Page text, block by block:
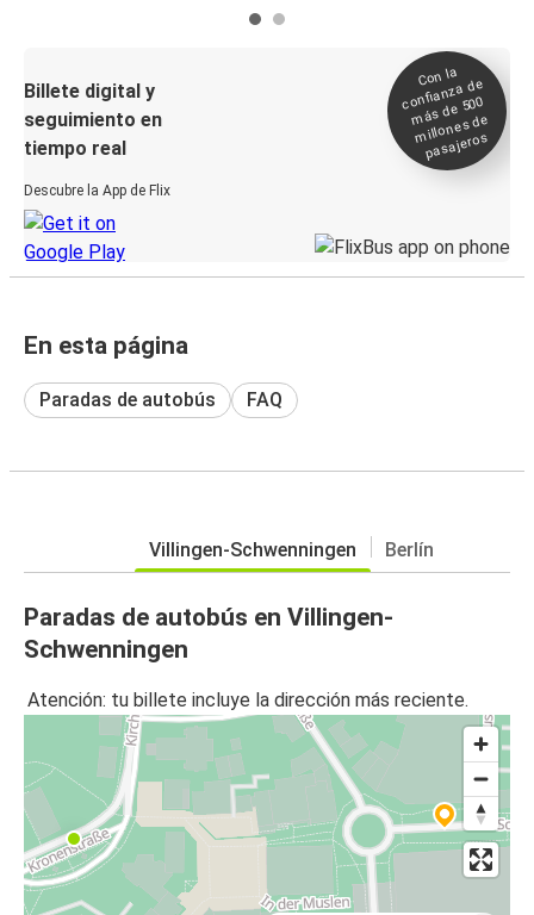
Billete digital y
seguimiento en
tiempo real
Descubre la App de Flix
Con la
confianza de
más de 500
millones de
pasajeros
En esta página
Paradas de autobús FAQ
Villingen-Schwenningen Berlín
Paradas de autobús en Villingen-
Schwenningen
Atención: tu billete incluye la dirección más reciente.